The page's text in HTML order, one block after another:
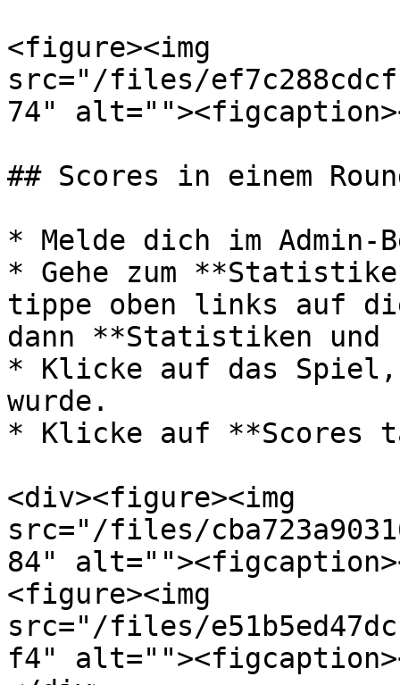
<figure><img
src="/files/
74"
## Scores in einem
* Melde dich im Admin-
* Gehe zum
tippe oben links auf
dann **Statistiken
* Klicke auf das
wurde.
* Klicke auf **Scores
<div><figure><img
src="/files/
84"
<figure><img
src="/files/
f4"